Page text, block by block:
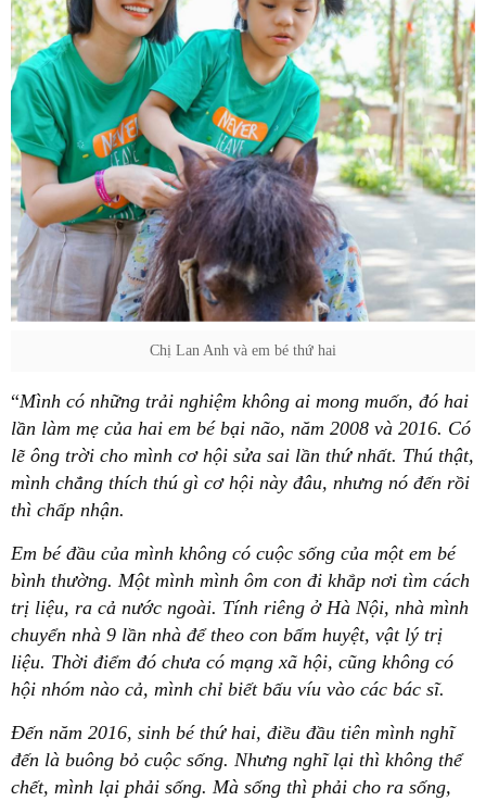
Chị Lan Anh và em bé thứ hai
“Mình có những trải nghiệm không ai mong muốn, đó hai
lần làm mẹ của hai em bé bại não, năm 2008 và 2016. Có
lẽ ông trời cho mình cơ hội sửa sai lần thứ nhất. Thú thật,
mình chẳng thích thú gì cơ hội này đâu, nhưng nó đến rồi
thì chấp nhận.
Em bé đầu của mình không có cuộc sống của một em bé
bình thường. Một mình mình ôm con đi khắp nơi tìm cách
trị liệu, ra cả nước ngoài. Tính riêng ở Hà Nội, nhà mình
chuyển nhà 9 lần nhà để theo con bấm huyệt, vật lý trị
liệu. Thời điểm đó chưa có mạng xã hội, cũng không có
hội nhóm nào cả, mình chỉ biết bấu víu vào các bác sĩ.
Đến năm 2016, sinh bé thứ hai, điều đầu tiên mình nghĩ
đến là buông bỏ cuộc sống. Nhưng nghĩ lại thì không thể
chết, mình lại phải sống. Mà sống thì phải cho ra sống,